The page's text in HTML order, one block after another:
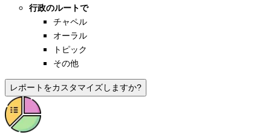
行政のルートで
チャペル
オーラル
トピック
その他
レポートをカスタマイズしますか?